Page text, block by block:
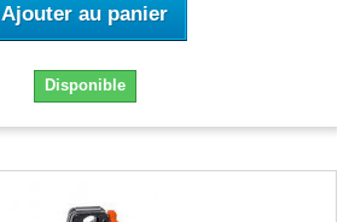
Ajouter au panier
Disponible